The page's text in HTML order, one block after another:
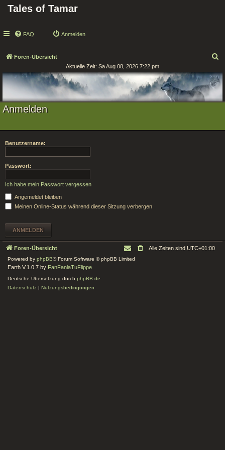
Tales of Tamar
FAQ Anmelden
Foren-Übersicht
c
e
Aktuelle Zeit: Sa Aug 08, 2026 7:22 pm
Anmelden
Benutzername:
Passwort:
Ich habe mein Passwort vergessen
Angemeldet bleiben
Meinen Online-Status während dieser Sitzung verbergen
Foren-Übersicht Alle Zeiten sind UTC+01:00
Powered by phpBB® Forum Software © phpBB Limited
Earth V.1.0.7 by FanFanlaTuFlippe
Deutsche Übersetzung durch phpBB.de
Datenschutz | Nutzungsbedingungen